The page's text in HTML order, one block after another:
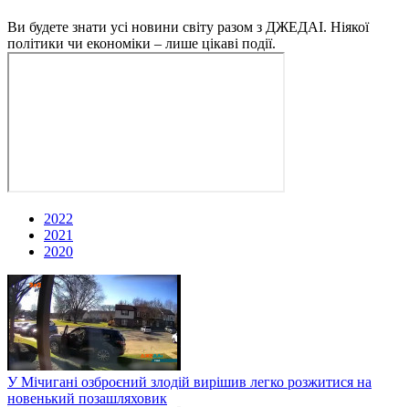
Ви будете знати усі новини світу разом з ДЖЕДАІ. Ніякої
політики чи економіки – лише цікаві події.
2022
2021
2020
У Мічигані озброєний злодій вирішив легко розжитися на
новенький позашляховик